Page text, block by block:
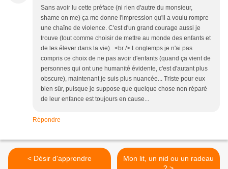
Sans avoir lu cette préface (ni rien d'autre du monsieur,
shame on me) ça me donne l'impression qu'il a voulu rompre
une chaîne de violence. C'est d'un grand courage aussi je
trouve (tout comme choisir de mettre au monde des enfants et
de les élever dans la vie)...<br /> Longtemps je n'ai pas
compris ce choix de ne pas avoir d'enfants (quand ça vient de
personnes qui ont une humanité évidente, c'est d'autant plus
obscure), maintenant je suis plus nuancée... Triste pour eux
bien sûr, puisque je suppose que quelque chose non réparé
de leur enfance est toujours en cause...
Répondre
< Désir d'apprendre
Mon lit, un nid ou un radeau